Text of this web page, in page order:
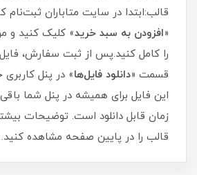
قالب:ابتدا در سایت متاباران ثبت‌نام
«افزودن به سبد خرید» کلیک کنید و
را کامل کنید.پس از ثبت سفارش،
قسمت «دانلود فایل‌ها» در پنل
این فایل برای همیشه در پنل شما
زمان قابل دانلود است. توضیحات
قالب را در پایین صفحه مشاهده کنید.